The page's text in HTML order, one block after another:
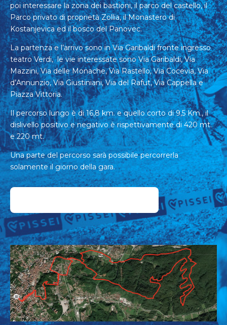
poi interessare la zona dei bastioni, il parco del castello, il
Parco privato di proprietà Zollia, il Monastero di
Kostanjevica ed il bosco del Panovec.
La partenza e l’arrivo sono in Via Garibaldi fronte ingresso
teatro Verdi, le vie interessate sono Via Garibaldi, Via
Mazzini, Via delle Monache, Via Rastello, Via Cocevia, Via
d’Annunzio, Via Giustiniani, Via del Rafut, Via Cappella e
Piazza Vittoria.
Il percorso lungo è di 16,8 km. e quello corto di 9,5 Km., il
dislivello positivo e negativo è rispettivamente di 420 mt.
e 220 mt.
Una parte del percorso sarà possibile percorrerla
solamente il giorno della gara.